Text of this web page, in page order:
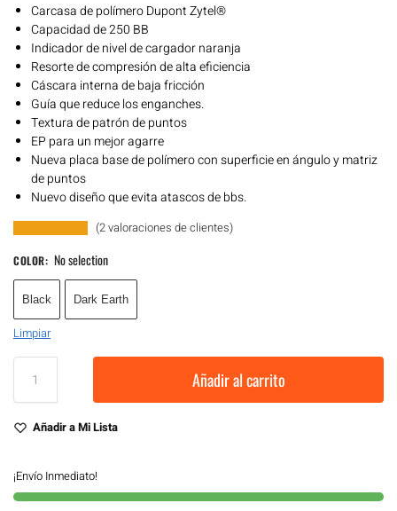
Carcasa de polímero Dupont Zytel®
Capacidad de 250 BB
Indicador de nivel de cargador naranja
Resorte de compresión de alta eficiencia
Cáscara interna de baja fricción
Guía que reduce los enganches.
Textura de patrón de puntos
EP para un mejor agarre
Nueva placa base de polímero con superficie en ángulo y matriz
de puntos
Nuevo diseño que evita atascos de bbs.
(2valoraciones de clientes)
COLOR: No selection
Black Dark Earth
Limpiar
Añadir al carrito
Añadir a Mi Lista
¡Envío Inmediato!